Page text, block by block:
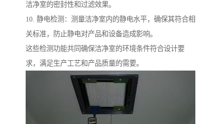
洁净室的密封性和过滤效果。
10. 静电检测：测量洁净室内的静电水平，确保其符合相
关标准，防止静电对产品和设备造成影响。
这些检测功能共同确保洁净室的环境条件符合设计要
求，满足生产工艺和产品质量的需要。